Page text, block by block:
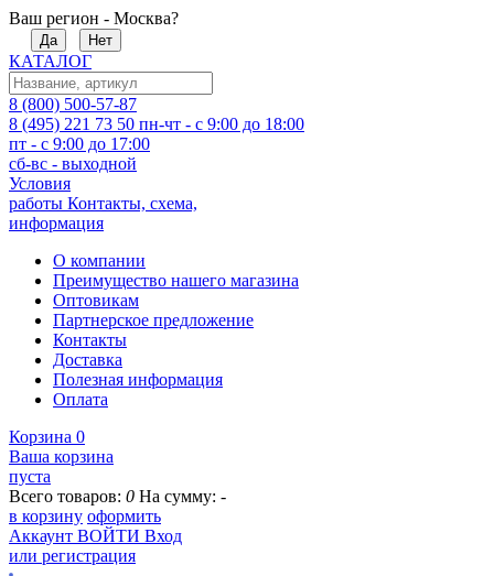
Ваш регион - Москва?
Да Нет
КАТАЛОГ
8 (800) 500-57-87
8 (495) 221 73 50 пн-чт - с 9:00 до 18:00
пт - с 9:00 до 17:00
сб-вс - выходной
Условия
работы Контакты, схема,
информация
О компании
Преимущество нашего магазина
Оптовикам
Партнерское предложение
Контакты
Доставка
Полезная информация
Оплата
Корзина 0
Ваша корзина
пуста
Всего товаров: 0 На сумму: -
в корзину оформить
Аккаунт ВОЙТИ Вход
или регистрация